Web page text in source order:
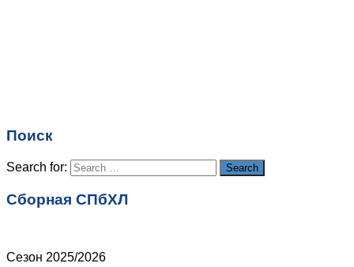
Поиск
Search for: Search
Сборная СПбХЛ
Сезон 2025/2026